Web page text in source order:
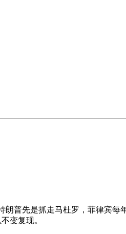
先是抓走马杜罗，菲律宾每
变复现。